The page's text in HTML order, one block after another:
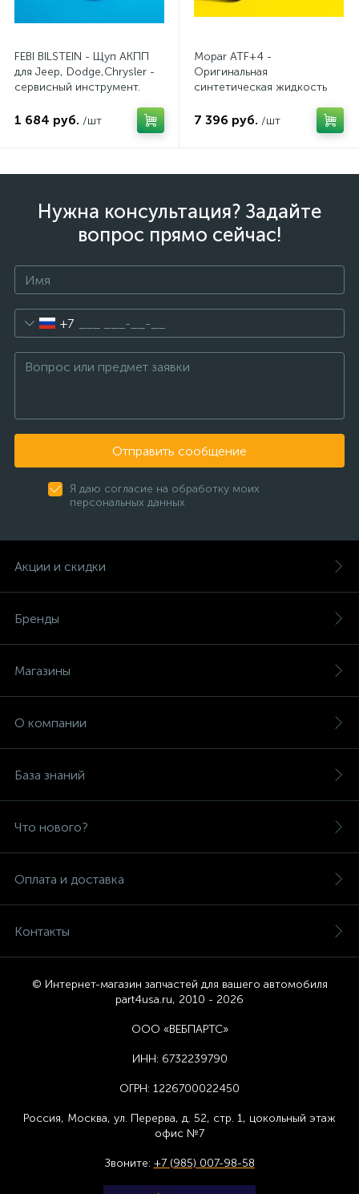
FEBI BILSTEIN - Щуп АКПП
для Jeep, Dodge,Chrysler -
сервисный инструмент.
1 684 руб. /шт
Mopar ATF+4 -
Оригинальная
синтетическая жидкость
7 396 руб. /шт
Нужна консультация? Задайте
вопрос прямо сейчас!
+7
Отправить сообщение
Я даю согласие на обработку моих
персональных данных
Акции и скидки
Бренды
Магазины
О компании
База знаний
Что нового?
Оплата и доставка
Контакты
© Интернет-магазин запчастей для вашего автомобиля
part4usa.ru, 2010 - 2026
ООО «ВЕБПАРТС»
ИНН: 6732239790
ОГРН: 1226700022450
Россия, Москва, ул. Перерва, д. 52, стр. 1, цокольный этаж
офис №7
Звоните: +7 (985) 007-98-58